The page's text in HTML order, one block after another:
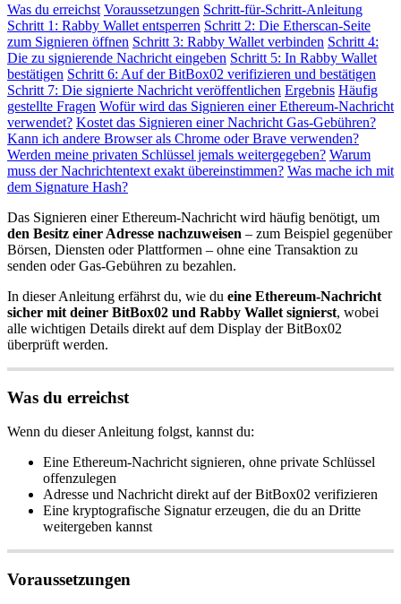
Was du erreichst Voraussetzungen Schritt-für-Schritt-Anleitung
Schritt 1: Rabby Wallet entsperren Schritt 2: Die Etherscan-Seite
zum Signieren öffnen Schritt 3: Rabby Wallet verbinden Schritt 4:
Die zu signierende Nachricht eingeben Schritt 5: In Rabby Wallet
bestätigen Schritt 6: Auf der BitBox02 verifizieren und bestätigen
Schritt 7: Die signierte Nachricht veröffentlichen Ergebnis Häufig
gestellte Fragen Wofür wird das Signieren einer Ethereum-Nachricht
verwendet? Kostet das Signieren einer Nachricht Gas-Gebühren?
Kann ich andere Browser als Chrome oder Brave verwenden?
Werden meine privaten Schlüssel jemals weitergegeben? Warum
muss der Nachrichtentext exakt übereinstimmen? Was mache ich mit
dem Signature Hash?
Das Signieren einer Ethereum-Nachricht wird häufig benötigt, um
den Besitz einer Adresse nachzuweisen – zum Beispiel gegenüber
Börsen, Diensten oder Plattformen – ohne eine Transaktion zu
senden oder Gas-Gebühren zu bezahlen.
In dieser Anleitung erfährst du, wie du eine Ethereum-Nachricht
sicher mit deiner BitBox02 und Rabby Wallet signierst, wobei
alle wichtigen Details direkt auf dem Display der BitBox02
überprüft werden.
Was du erreichst
Wenn du dieser Anleitung folgst, kannst du:
Eine Ethereum-Nachricht signieren, ohne private Schlüssel
offenzulegen
Adresse und Nachricht direkt auf der BitBox02 verifizieren
Eine kryptografische Signatur erzeugen, die du an Dritte
weitergeben kannst
Voraussetzungen